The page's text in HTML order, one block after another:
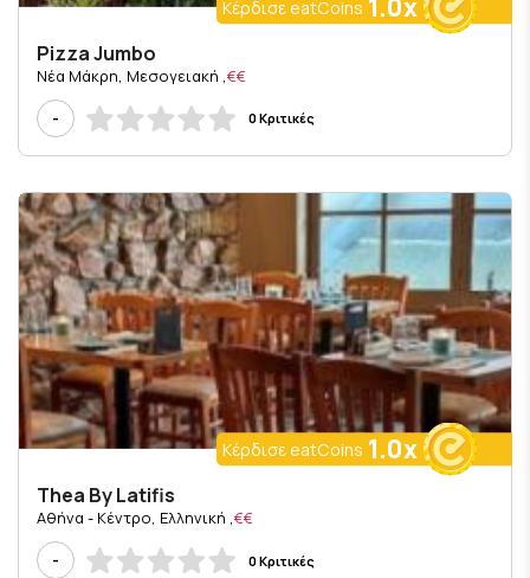
Κέρδισε eatCoins
Pizza Jumbo
€€
, Νέα Μάκρη, Μεσογειακή
-
0 Κριτικές
Κέρδισε eatCoins 1.0x
Thea By Latifis
€€
, Αθήνα - Κέντρο, Ελληνική
-
0 Κριτικές